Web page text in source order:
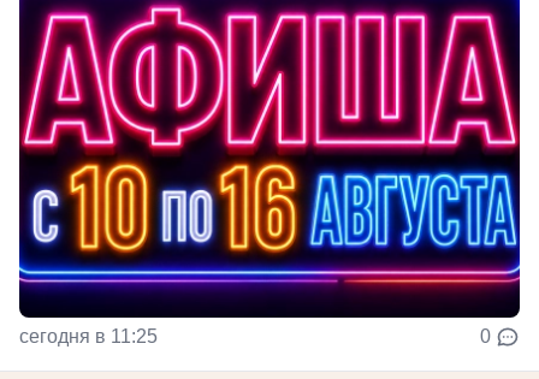
сегодня в 11:25 0